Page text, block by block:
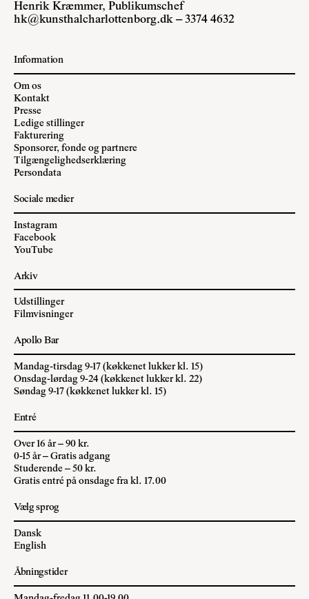
Henrik Kræmmer, Publikumschef
hk@kunsthalcharlottenborg.dk – 3374 4632
Information
Om os
Kontakt
Presse
Ledige stillinger
Fakturering
Sponsorer, fonde og partnere
Tilgængelighedserklæring
Persondata
Sociale medier
Instagram
Facebook
YouTube
Arkiv
Udstillinger
Filmvisninger
Apollo Bar
Mandag-tirsdag 9-17 (køkkenet lukker kl. 15)
Onsdag-lørdag 9-24 (køkkenet lukker kl. 22)
Søndag 9-17 (køkkenet lukker kl. 15)
Entré
Over 16 år – 90 kr.
0-15 år – Gratis adgang
Studerende – 50 kr.
Gratis entré på onsdage fra kl. 17.00
Vælg sprog
Dansk
English
Åbningstider